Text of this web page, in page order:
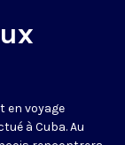
en voyage
à Cuba. Au